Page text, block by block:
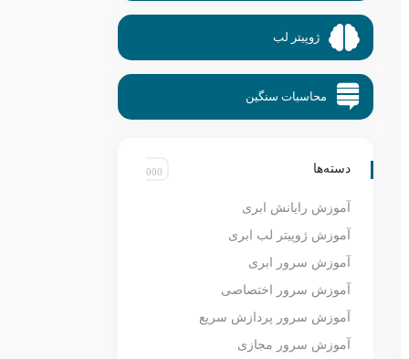
ژوپیتر لب
محاسبات سنگین
دسته‌ها
آموزش رایانش ابری
آموزش ژوپیتر لب ابری
آموزش سرور ابری
آموزش سرور اختصاصی
آموزش سرور پردازش سریع
آموزش سرور مجازی